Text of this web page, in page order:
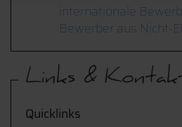
internationale
Bewerber aus Nicht-
Links &
Quicklinks